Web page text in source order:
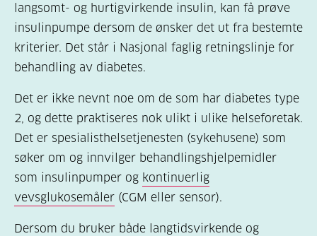
langsomt- og hurtigvirkende insulin, kan få prøve
insulinpumpe dersom de ønsker det ut fra bestemte
kriterier. Det står i Nasjonal faglig retningslinje for
behandling av diabetes.
Det er ikke nevnt noe om de som har diabetes type
2, og dette praktiseres nok ulikt i ulike helseforetak.
Det er spesialisthelsetjenesten (sykehusene) som
søker om og innvilger behandlingshjelpemidler
som insulinpumper og kontinuerlig
vevsglukosemåler (CGM eller sensor).
Dersom du bruker både langtidsvirkende og